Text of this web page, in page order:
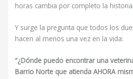
horas cambia por completo la historia.
Y surge la pregunta que todos los
hacen al menos una vez en la vida:
“¿Dónde puedo encontrar una
Barrio Norte que atienda AHORA